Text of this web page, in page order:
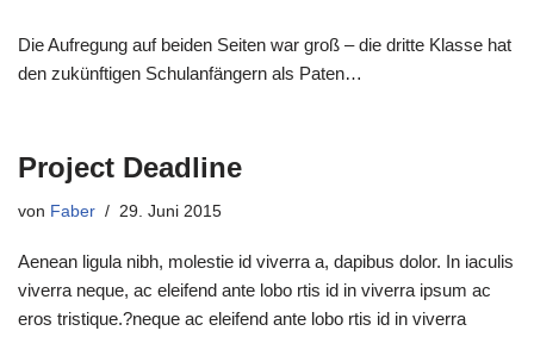
Die Aufregung auf beiden Seiten war groß – die dritte Klasse hat
den zukünftigen Schulanfängern als Paten…
Project Deadline
von Faber 29. Juni 2015
Aenean ligula nibh, molestie id viverra a, dapibus dolor. In iaculis
viverra neque, ac eleifend ante lobo rtis id in viverra ipsum ac
eros tristique.?neque ac eleifend ante lobo rtis id in viverra